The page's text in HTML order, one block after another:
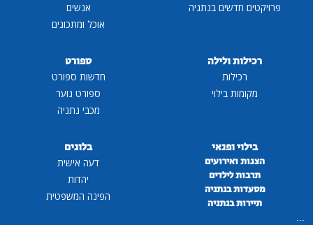
פרויקטים חדשים בנתניה
אנשים
אוכל ומתכונים
רכילות ולילה
רכילות
מקומות בילוי
ספורט
חדשות ספורט
ספורט נוער
מכבי נתניה
בילוי ופנאי
הצגות ואירועים
תרבות לילדים
מסעדות בנתניה
תיירות בנתניה
...
בלוגים
דעה אישית
יהדות
הפינה המשפטית